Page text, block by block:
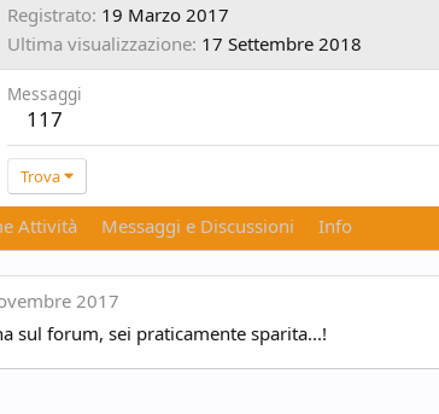
Registrato 19 Marzo 2017
Ultima visualizzazione 17 Settembre 2018
Messaggi
117
Trova
Attività Messaggi e Discussioni Info
2017
sul forum, sei praticamente sparita...!